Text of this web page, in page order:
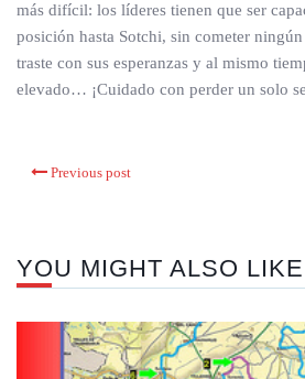
más difícil: los líderes tienen que ser
posición hasta Sotchi, sin cometer
traste con sus esperanzas y al mismo
elevado… ¡Cuidado con perder un solo
Previous post
YOU MIGHT ALSO LIKE